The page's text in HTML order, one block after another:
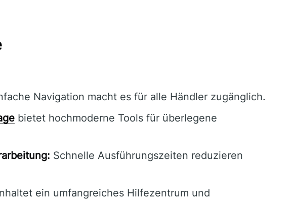
Navigation macht es für alle Händler zugänglich.
bietet hochmoderne Tools für überlegene
Schnelle Ausführungszeiten reduzieren
ein umfangreiches Hilfezentrum und